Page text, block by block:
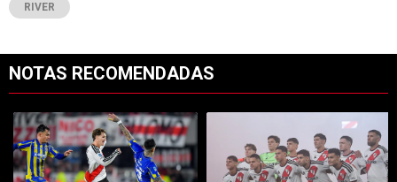
RIVER
NOTAS RECOMENDADAS
Un artículo de tendencia con el título "River vs. Rosario Central:
Un artículo de tendencia con el